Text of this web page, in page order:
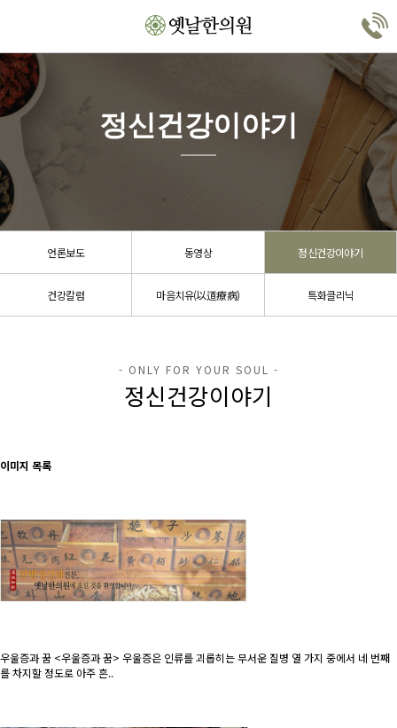
정신건강이야기
언론보도 동영상 정신건강이야기
건강칼럼 마음치유(以道療病) 특화클리닉
정신건강이야기
이미지 목록
우울증과 꿈 <우울증과 꿈> 우울증은 인류를 괴롭히는 무서운 질병 열 가지 중에서 네 번째
를 차지할 정도로 아주 흔..